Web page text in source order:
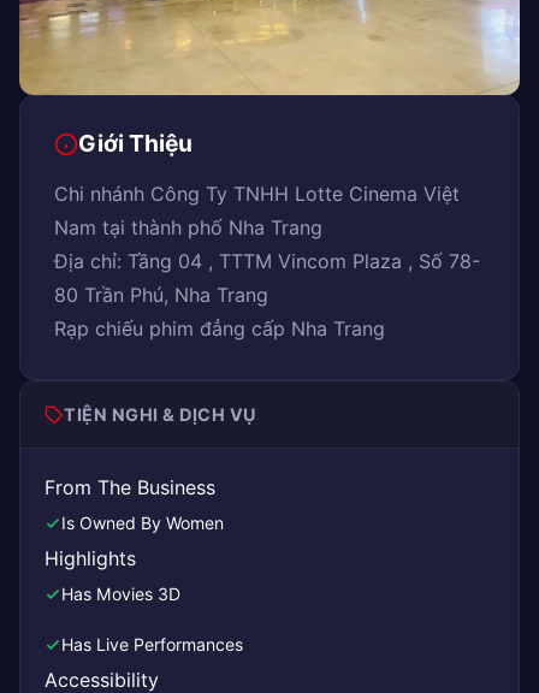
Giới Thiệu
Chi nhánh Công Ty TNHH Lotte Cinema Việt
Nam tại thành phố Nha Trang
Địa chỉ: Tầng 04 , TTTM Vincom Plaza , Số 78-
80 Trần Phú, Nha Trang
Rạp chiếu phim đẳng cấp Nha Trang
TIỆN NGHI & DỊCH VỤ
From The Business
Is Owned By Women
Highlights
Has Movies 3D
Has Live Performances
Accessibility